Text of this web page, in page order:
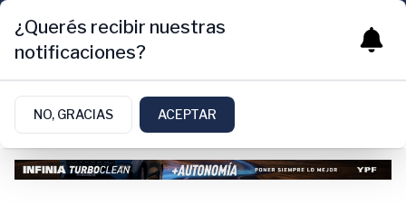
¿Querés recibir nuestras
notificaciones?
NO, GRACIAS ACEPTAR